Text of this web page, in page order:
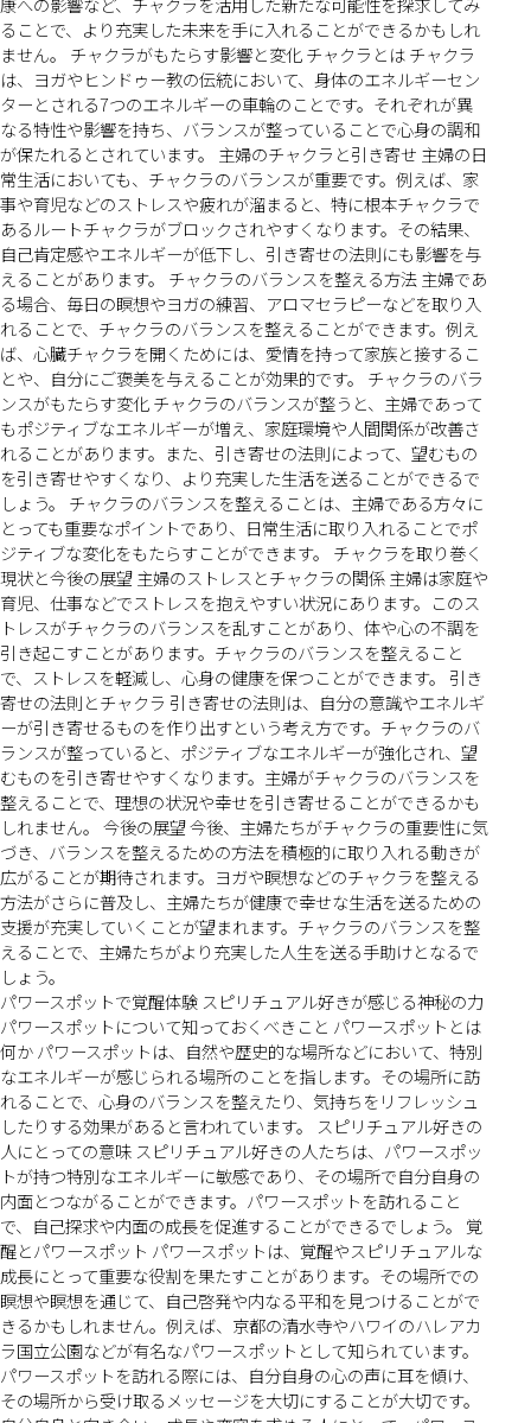
ることで、より充実した未来を手に入れることができるかもしれ
ません。 チャクラがもたらす影響と変化 チャクラとは チャクラ
は、ヨガやヒンドゥー教の伝統において、身体のエネルギーセン
ターとされる7つのエネルギーの車輪のことです。それぞれが異
なる特性や影響を持ち、バランスが整っていることで心身の調和
が保たれるとされています。 主婦のチャクラと引き寄せ 主婦の日
常生活においても、チャクラのバランスが重要です。例えば、家
事や育児などのストレスや疲れが溜まると、特に根本チャクラで
あるルートチャクラがブロックされやすくなります。その結果、
自己肯定感やエネルギーが低下し、引き寄せの法則にも影響を与
えることがあります。 チャクラのバランスを整える方法 主婦であ
る場合、毎日の瞑想やヨガの練習、アロマセラピーなどを取り入
れることで、チャクラのバランスを整えることができます。例え
ば、心臓チャクラを開くためには、愛情を持って家族と接するこ
とや、自分にご褒美を与えることが効果的です。 チャクラのバラ
ンスがもたらす変化 チャクラのバランスが整うと、主婦であって
もポジティブなエネルギーが増え、家庭環境や人間関係が改善さ
れることがあります。また、引き寄せの法則によって、望むもの
を引き寄せやすくなり、より充実した生活を送ることができるで
しょう。 チャクラのバランスを整えることは、主婦である方々に
とっても重要なポイントであり、日常生活に取り入れることでポ
ジティブな変化をもたらすことができます。 チャクラを取り巻く
現状と今後の展望 主婦のストレスとチャクラの関係 主婦は家庭や
育児、仕事などでストレスを抱えやすい状況にあります。このス
トレスがチャクラのバランスを乱すことがあり、体や心の不調を
引き起こすことがあります。チャクラのバランスを整えること
で、ストレスを軽減し、心身の健康を保つことができます。 引き
寄せの法則とチャクラ 引き寄せの法則は、自分の意識やエネルギ
ーが引き寄せるものを作り出すという考え方です。チャクラのバ
ランスが整っていると、ポジティブなエネルギーが強化され、望
むものを引き寄せやすくなります。主婦がチャクラのバランスを
整えることで、理想の状況や幸せを引き寄せることができるかも
しれません。 今後の展望 今後、主婦たちがチャクラの重要性に気
づき、バランスを整えるための方法を積極的に取り入れる動きが
広がることが期待されます。ヨガや瞑想などのチャクラを整える
方法がさらに普及し、主婦たちが健康で幸せな生活を送るための
支援が充実していくことが望まれます。チャクラのバランスを整
えることで、主婦たちがより充実した人生を送る手助けとなるで
しょう。
パワースポットで覚醒体験 スピリチュアル好きが感じる神秘の力
パワースポットについて知っておくべきこと パワースポットとは
何か パワースポットは、自然や歴史的な場所などにおいて、特別
なエネルギーが感じられる場所のことを指します。その場所に訪
れることで、心身のバランスを整えたり、気持ちをリフレッシュ
したりする効果があると言われています。 スピリチュアル好きの
人にとっての意味 スピリチュアル好きの人たちは、パワースポッ
トが持つ特別なエネルギーに敏感であり、その場所で自分自身の
内面とつながることができます。パワースポットを訪れること
で、自己探求や内面の成長を促進することができるでしょう。 覚
醒とパワースポット パワースポットは、覚醒やスピリチュアルな
成長にとって重要な役割を果たすことがあります。その場所での
瞑想や瞑想を通じて、自己啓発や内なる平和を見つけることがで
きるかもしれません。例えば、京都の清水寺やハワイのハレアカ
ラ国立公園などが有名なパワースポットとして知られています。
パワースポットを訪れる際には、自分自身の心の声に耳を傾け、
その場所から受け取るメッセージを大切にすることが大切です。